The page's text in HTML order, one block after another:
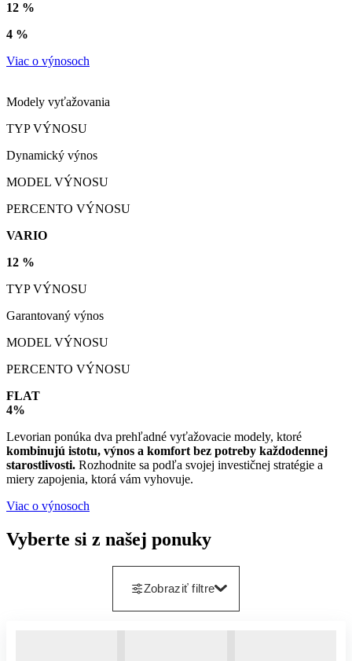
12 %
4 %
Viac o výnosoch
Modely vyťažovania
TYP VÝNOSU
Dynamický výnos
MODEL VÝNOSU
PERCENTO VÝNOSU
VARIO
12 %
TYP VÝNOSU
Garantovaný výnos
MODEL VÝNOSU
PERCENTO VÝNOSU
FLAT
4%
Levorian ponúka dva prehľadné vyťažovacie modely, ktoré
kombinujú istotu, výnos a komfort bez potreby každodennej
starostlivosti. Rozhodnite sa podľa svojej investičnej stratégie a
miery zapojenia, ktorá vám vyhovuje.
Viac o výnosoch
Vyberte si z našej ponuky
Zobraziť filtre